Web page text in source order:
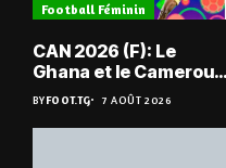
Football Féminin
CAN 2026 (F): Le
Ghana et le Cameroun
en quarts
BYFOOT.TG 7 AOÛT 2026